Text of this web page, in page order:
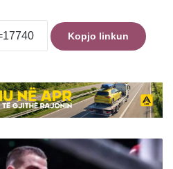
Kopjo linkun